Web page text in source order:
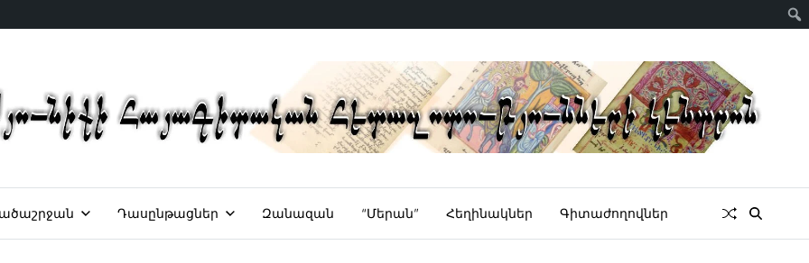
Դասընթացներ Զանազան “Մերան” Հեղինակներ Գիտաժողովներ